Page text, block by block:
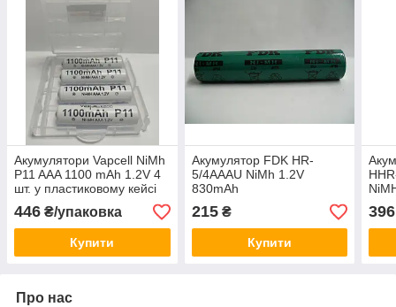
Акумулятори Vapcell NiMh
P11 AAA 1100 mAh 1.2V 4
шт. у пластиковому кейсі
446 ₴/упаковка
Купити
Акумулятор FDK HR-
5/4AAAU NiMh 1.2V
830mAh
215₴
Купити
396
Про нас